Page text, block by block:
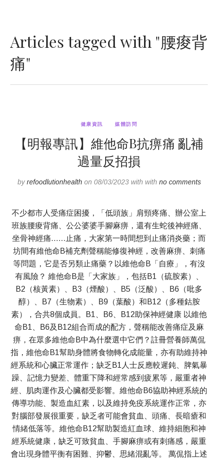
Articles tagged with "腰痠背
痛"
健康資訊 媒體訪問
【明報專訊】維他命B抗痹痛 亂補
過量反招損
byrefoodlutionhealth on 08/03/2023 with with no comments
不少都市人受痛症困擾，「低頭族」肩頸疼痛、辦公室上
班族腰痠背痛、公公婆婆手腳麻痹，還有生蛇後神經痛、
坐骨神經痛……止痛，大家第一時間想到止痛消炎藥；而
坊間有維他命B補充劑聲稱能修復神經，改善麻痹、刺痛
等問題，它是否另類止痛藥？以維他命B「自療」，有沒
有風險？ 維他命B是「大家族」，包括B1（硫胺素）、
B2（核黃素）、B3（煙酸）、B5（泛酸）、B6（吡多
醇）、B7（生物素）、B9（葉酸）和B12（多種鈷胺
素），合共8個成員。B1、B6、B12助保神經健康 以維他
命B1、B6及B12組合而成的配方，聲稱能改善痛症及麻
痹，在眾多維他命B中為什麼選中它們？註冊營養師萬侃
指，維他命B1幫助身體將食物轉化成能量，亦有助維持神
經系統和心臟正常運作；缺乏B1人士反應較遲鈍、脾氣暴
躁、記憶力變差、體重下降和經常感到疲累等，嚴重者神
經、肌肉運作及心臟都受影響。維他命B6協助神經系統的
傳導功能、製造血紅素，以及維持免疫系統運作正常，亦
對腦部發展很重要，缺乏者可能會貧血、頭痛、長暗瘡和
情緒低落等。維他命B12幫助製造紅血球、維持細胞和神
經系統健康，缺乏可致貧血、手腳麻痹或有刺痛感，嚴重
會出現身體平衡有困難、抑鬱、思緒混亂等。 萬侃指上述